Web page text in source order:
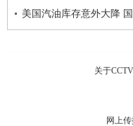
美国汽油库存意外大降
关于CCTV
网上